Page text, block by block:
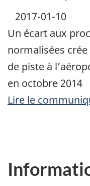
2017-01-10
Un écart aux
normalisées
de piste à
en octobre 2014
Lire le